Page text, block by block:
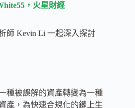
，火星財經
師 Kevin Li 一起深入探討
種被誤解的資產轉變為一種
產，為快速合規化的鏈上生